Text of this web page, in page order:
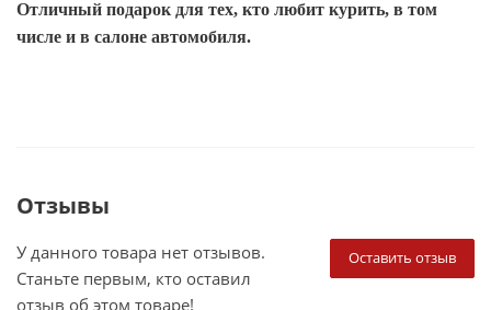
Отличный подарок для тех, кто любит курить, в том
числе и в салоне автомобиля.
Отзывы
Оставить отзыв
У данного товара нет отзывов.
Станьте первым, кто оставил
отзыв об этом товаре!